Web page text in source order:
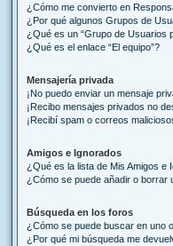
¿Cómo me convierto en
¿Por qué algunos Grupos de
¿Qué es un “Grupo de Usuarios
¿Qué es el enlace “El equipo”?
Mensajería privada
¡No puedo enviar un mensaje
¡Recibo mensajes privados no
¡Recibí spam o correos
Amigos e Ignorados
¿Qué es la lista de Mis Amigos e
¿Cómo se puede añadir o borrar
Búsqueda en los foros
¿Cómo se puede buscar en uno
¿Por qué mi búsqueda me